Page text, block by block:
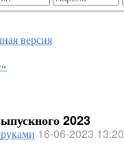
версия
2023
16-06-2023 13:20